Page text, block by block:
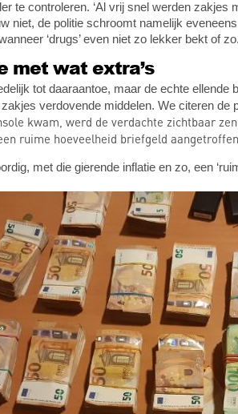
te controleren. ‘Al vrij snel werden zakjes
niet, de politie schroomt namelijk
‘drugs’ even niet zo lekker bekt of zo.
met wat extra’s
tot daaraantoe, maar de echte ellende
verdovende middelen. We citeren de
kwam, werd de verdachte zichtbaar
ruime hoeveelheid briefgeld
met die gierende inflatie en zo, een